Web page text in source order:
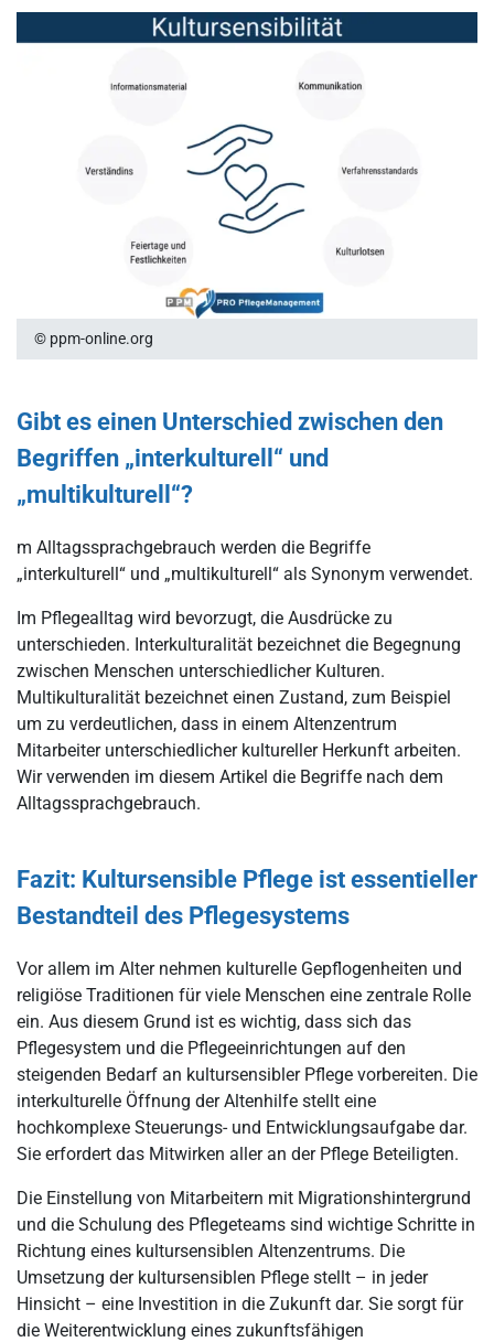
© ppm-online.org
Gibt es einen Unterschied zwischen den
Begriffen „interkulturell“ und
„multikulturell“?
m Alltagssprachgebrauch werden die Begriffe
„interkulturell“ und „multikulturell“ als Synonym verwendet.
Im Pflegealltag wird bevorzugt, die Ausdrücke zu
unterschieden. Interkulturalität bezeichnet die Begegnung
zwischen Menschen unterschiedlicher Kulturen.
Multikulturalität bezeichnet einen Zustand, zum Beispiel
um zu verdeutlichen, dass in einem Altenzentrum
Mitarbeiter unterschiedlicher kultureller Herkunft arbeiten.
Wir verwenden im diesem Artikel die Begriffe nach dem
Alltagssprachgebrauch.
Fazit: Kultursensible Pflege ist essentieller
Bestandteil des Pflegesystems
Vor allem im Alter nehmen kulturelle Gepflogenheiten und
religiöse Traditionen für viele Menschen eine zentrale Rolle
ein. Aus diesem Grund ist es wichtig, dass sich das
Pflegesystem und die Pflegeeinrichtungen auf den
steigenden Bedarf an kultursensibler Pflege vorbereiten. Die
interkulturelle Öffnung der Altenhilfe stellt eine
hochkomplexe Steuerungs- und Entwicklungsaufgabe dar.
Sie erfordert das Mitwirken aller an der Pflege Beteiligten.
Die Einstellung von Mitarbeitern mit Migrationshintergrund
und die Schulung des Pflegeteams sind wichtige Schritte in
Richtung eines kultursensiblen Altenzentrums. Die
Umsetzung der kultursensiblen Pflege stellt – in jeder
Hinsicht – eine Investition in die Zukunft dar. Sie sorgt für
die Weiterentwicklung eines zukunftsfähigen